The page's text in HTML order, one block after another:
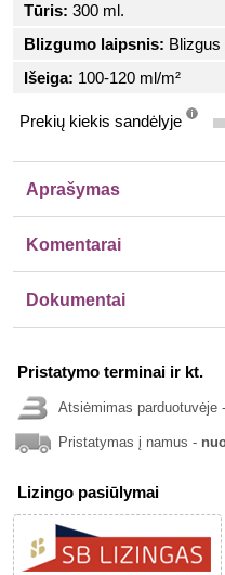
Tūris: 300 ml.
Blizgumo laipsnis: Blizgus
Išeiga: 100-120 ml/m²
Prekių kiekis sandėlyje
Aprašymas
Komentarai
Dokumentai
Pristatymo terminai ir kt.
Atsiėmimas parduotuvėje -
Pristatymas į namus -
Lizingo pasiūlymai